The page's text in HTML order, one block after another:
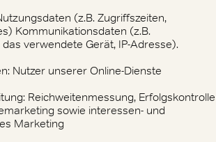
(z.B. Zugriffszeiten,
Kommunikationsdaten (z.B.
verwendete Gerät, IP-Adresse).
Nutzer unserer Online-Dienste
Reichweitenmessung, Erfolgskontrolle
sowie interessen- und
Marketing